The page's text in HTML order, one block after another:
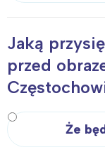
Jaką
przed
Że